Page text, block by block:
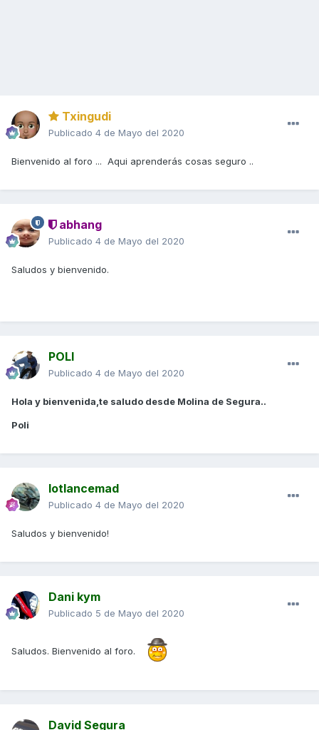
Txingudi
Publicado 4 de Mayo del 2020
Bienvenido al foro ... Aqui aprenderás cosas seguro ..
abhang
Publicado 4 de Mayo del 2020
Saludos y bienvenido.
POLI
Publicado 4 de Mayo del 2020
Hola y bienvenida,te saludo desde Molina de Segura..
Poli
lotlancemad
Publicado 4 de Mayo del 2020
Saludos y bienvenido!
Dani kym
Publicado 5 de Mayo del 2020
Saludos. Bienvenido al foro.
David Segura